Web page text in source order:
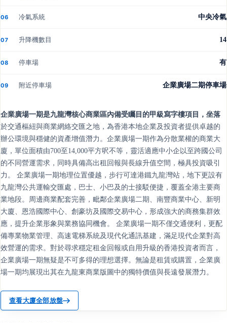
06 冷氣系統 中央冷氣
07 升降機數目 14
08 停車場 有
09 附近停車場 企業廣場二期停車場
企業廣場一期是九龍灣核心商業區內備受矚目的甲級寫字樓項目，坐落
於交通樞紐與商業網絡交匯之地，為香港本地企業及投資者提供卓越的
辦公環境與穩健的資產增值潛力。企業廣場一期作為分散業權的商業大
廈，單位面積由700至14,000平方呎不等，靈活適應中小企以至跨國公司
的不同營運需求，同時具備高出租回報與長線升值空間，極具投資吸引
力。 企業廣場一期地理位置優越，步行可達港鐵九龍灣站，地下更設有
九龍灣公共運輸交匯處，巴士、小巴及的士接駁便捷，覆蓋全港主要商
業地段。周邊商業配套完善，毗鄰企業廣場二期、南豐商業中心、新明
大廈、恩浩國際中心、創豪坊及國際交易中心，形成強大的商務集群效
應，提升企業形象與業務協同機會。 企業廣場一期不僅交通便利，更配
備專業物業管理、高速電梯系統及現代化通訊基建，滿足現代企業對高
效營運的需求。對於尋求穩定租金回報或自用升級的香港投資者而言，
企業廣場一期無疑是不可多得的理想選擇。無論是租賃或購置，企業廣
場一期均展現出其在九龍東商業版圖中的獨特價值與長遠發展潛力。
查看大廈全部放盤